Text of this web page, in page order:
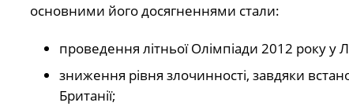
основними його досягненнями стали:
проведення літньої Олімпіади 2012 року у
зниження рівня злочинності, завдяки
Британії;